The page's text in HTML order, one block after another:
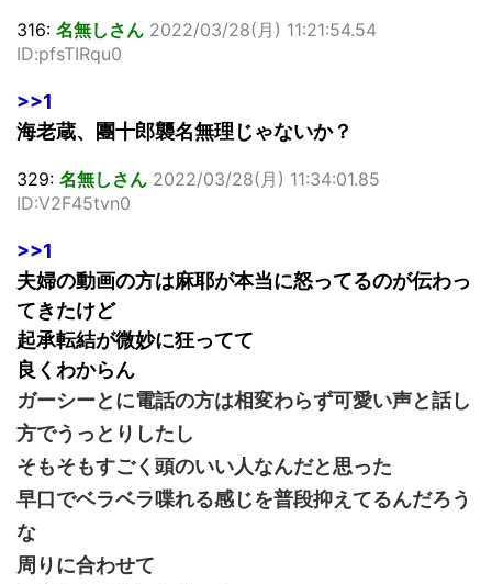
316: 名無しさん 2022/03/28(月) 11:21:54.54
ID:pfsTIRqu0
>>1
海老蔵、團十郎襲名無理じゃないか？
329: 名無しさん 2022/03/28(月) 11:34:01.85
ID:V2F45tvn0
>>1
夫婦の動画の方は麻耶が本当に怒ってるのが伝わっ
てきたけど
起承転結が微妙に狂ってて
良くわからん
ガーシーとに電話の方は相変わらず可愛い声と話し
方でうっとりしたし
そもそもすごく頭のいい人なんだと思った
早口でベラベラ喋れる感じを普段抑えてるんだろう
な
周りに合わせて